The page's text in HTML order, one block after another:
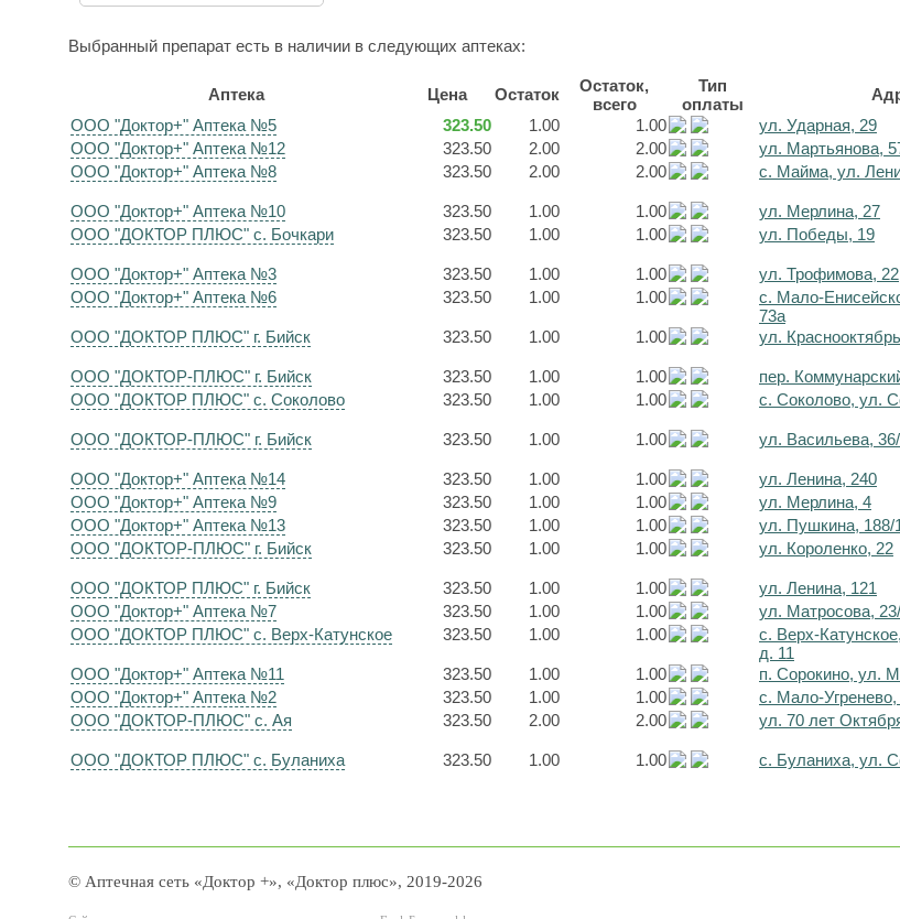
Выбранный препарат есть в наличии в следующих аптеках:
Аптека Цена Остаток
Остаток,
всего
Тип
оплаты
ООО "Доктор+" Аптека №5
323.50 1.00 1.00 ул. Ударная, 29
ООО "Доктор+" Аптека №12
323.50 2.00 2.00 ул. Мартьянова,
ООО "Доктор+" Аптека №8
323.50 2.00 2.00 с. Майма, ул.
ООО "Доктор+" Аптека №10
323.50 1.00 1.00 ул. Мерлина, 27
ООО "ДОКТОР ПЛЮС" с. Бочкари
323.50 1.00 1.00 ул. Победы, 19
ООО "Доктор+" Аптека №3
323.50 1.00 1.00 ул. Трофимова, 22
ООО "Доктор+" Аптека №6
323.50 1.00 1.00
с. Мало-
73а
ООО "ДОКТОР ПЛЮС" г. Бийск 323.50 1.00 1.00 ул.
ООО "ДОКТОР-ПЛЮС" г. Бийск
323.50 1.00 1.00 пер.
ООО "ДОКТОР ПЛЮС" с. Соколово
323.50 1.00 1.00 с. Соколово, ул.
ООО "ДОКТОР-ПЛЮС" г. Бийск
323.50 1.00 1.00 ул. Васильева,
ООО "Доктор+" Аптека №14
323.50 1.00 1.00 ул. Ленина, 240
ООО "Доктор+" Аптека №9
323.50 1.00 1.00 ул. Мерлина, 4
ООО "Доктор+" Аптека №13
323.50 1.00 1.00 ул. Пушкина, 188/
ООО "ДОКТОР-ПЛЮС" г. Бийск
323.50 1.00 1.00 ул. Короленко, 22
ООО "ДОКТОР ПЛЮС" г. Бийск
323.50 1.00 1.00 ул. Ленина, 121
ООО "Доктор+" Аптека №7
323.50 1.00 1.00 ул. Матросова,
ООО "ДОКТОР ПЛЮС" с. Верх-Катунское
323.50 1.00 1.00
с. Верх-
д. 11
ООО "Доктор+" Аптека №11 323.50 1.00 1.00 п. Сорокино, ул.
ООО "Доктор+" Аптека №2
323.50 1.00 1.00 с. Мало-
ООО "ДОКТОР-ПЛЮС" с. Ая
323.50 2.00 2.00 ул. 70 лет
ООО "ДОКТОР ПЛЮС" с. Буланиха
323.50 1.00 1.00 с. Буланиха, ул.
© Аптечная сеть «Доктор +», «Доктор плюс», 2019-2026